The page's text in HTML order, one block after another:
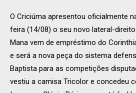
O Criciúma apresentou oficialmente
feira (14/08) o seu novo lateral-
Mana vem de empréstimo do
e será a nova peça do sistema
Baptista para as competições
vestiu a camisa Tricolor e concedeu